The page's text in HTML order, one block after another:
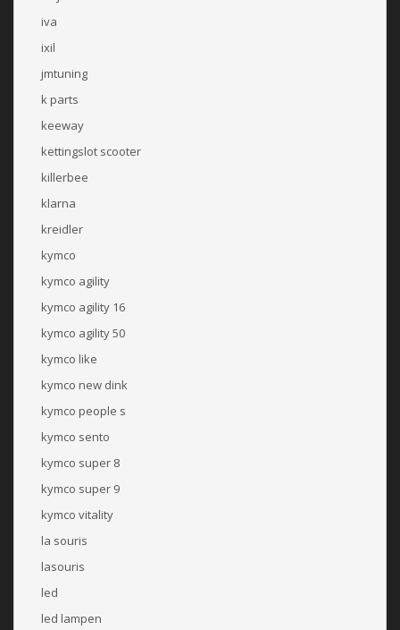
iva
ixil
jmtuning
k parts
keeway
kettingslot scooter
killerbee
klarna
kreidler
kymco
kymco agility
kymco agility 16
kymco agility 50
kymco like
kymco new dink
kymco people s
kymco sento
kymco super 8
kymco super 9
kymco vitality
la souris
lasouris
led
led lampen